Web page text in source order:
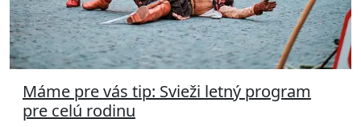
Máme pre vás tip: Svieži letný program
pre celú rodinu